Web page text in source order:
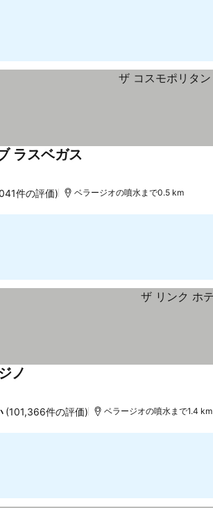
ラスベガス
件の評価) ベラージオの噴水まで0.5 km
ノ
(101,366件の評価) ベラージオの噴水まで1.4 km